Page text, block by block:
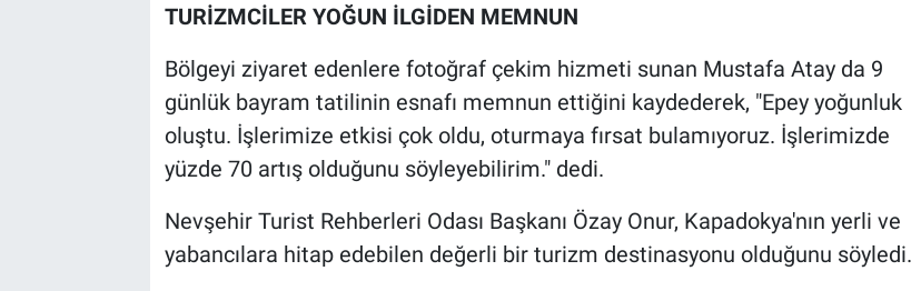
TURİZMCİLER YOĞUN İLGİDEN MEMNUN
Bölgeyi ziyaret edenlere fotoğraf çekim hizmeti sunan Mustafa Atay da 9
günlük bayram tatilinin esnafı memnun ettiğini kaydederek, "Epey yoğunluk
oluştu. İşlerimize etkisi çok oldu, oturmaya fırsat bulamıyoruz. İşlerimizde
yüzde 70 artış olduğunu söyleyebilirim." dedi.
Nevşehir Turist Rehberleri Odası Başkanı Özay Onur, Kapadokya'nın yerli ve
yabancılara hitap edebilen değerli bir turizm destinasyonu olduğunu söyledi.